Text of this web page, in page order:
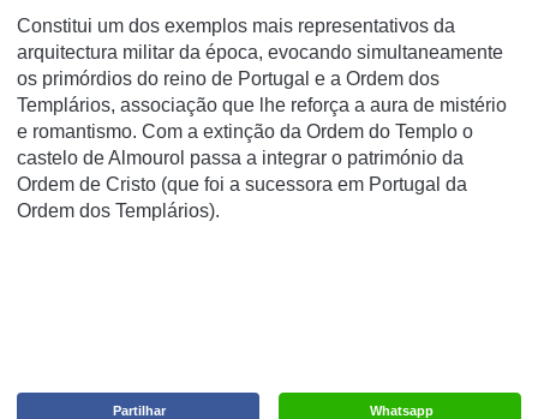
Constitui um dos exemplos mais representativos da
arquitectura militar da época, evocando simultaneamente
os primórdios do reino de Portugal e a Ordem dos
Templários, associação que lhe reforça a aura de mistério
e romantismo. Com a extinção da Ordem do Templo o
castelo de Almourol passa a integrar o património da
Ordem de Cristo (que foi a sucessora em Portugal da
Ordem dos Templários).
Whatsapp
Partilhar